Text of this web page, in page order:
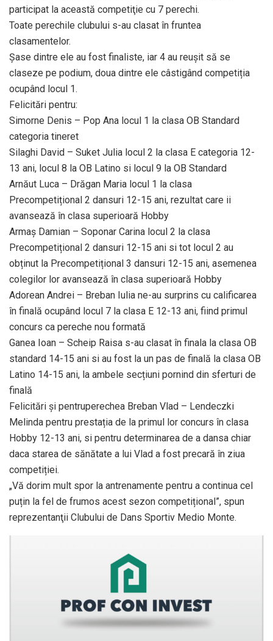
participat la această competiţie cu 7 perechi.
Toate perechile clubului s-au clasat în fruntea
clasamentelor.
Şase dintre ele au fost finaliste, iar 4 au reușit să se
claseze pe podium, doua dintre ele câstigând competiția
ocupând locul 1.
Felicitări pentru:
Simorne Denis – Pop Ana locul 1 la clasa OB Standard
categoria tineret
Silaghi David – Suket Julia locul 2 la clasa E categoria 12-
13 ani, locul 8 la OB Latino si locul 9 la OB Standard
Arnăut Luca – Drăgan Maria locul 1 la clasa
Precompetițional 2 dansuri 12-15 ani, rezultat care ii
avansează în clasa superioară Hobby
Armaș Damian – Soponar Carina locul 2 la clasa
Precompetițional 2 dansuri 12-15 ani si tot locul 2 au
obținut la Precompetițional 3 dansuri 12-15 ani, asemenea
colegilor lor avansează în clasa superioară Hobby
Adorean Andrei – Breban Iulia ne-au surprins cu calificarea
în finală ocupând locul 7 la clasa E 12-13 ani, fiind primul
concurs ca pereche nou formată
Ganea Ioan – Scheip Raisa s-au clasat în finala la clasa OB
standard 14-15 ani si au fost la un pas de finală la clasa OB
Latino 14-15 ani, la ambele secțiuni pornind din sferturi de
finală
Felicitări şi pentruperechea Breban Vlad – Lendeczki
Melinda pentru prestația de la primul lor concurs în clasa
Hobby 12-13 ani, si pentru determinarea de a dansa chiar
daca starea de sănătate a lui Vlad a fost precară în ziua
competiției.
„Vă dorim mult spor la antrenamente pentru a continua cel
puțin la fel de frumos acest sezon competițional”, spun
reprezentanţii Clubului de Dans Sportiv Medio Monte.